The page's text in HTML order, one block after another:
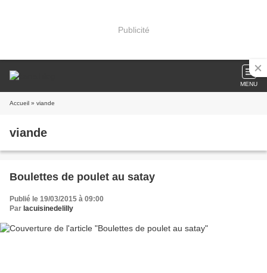
Publicité
MENU
Accueil » viande
viande
Boulettes de poulet au satay
Publié le 19/03/2015 à 09:00
Par lacuisinedelilly